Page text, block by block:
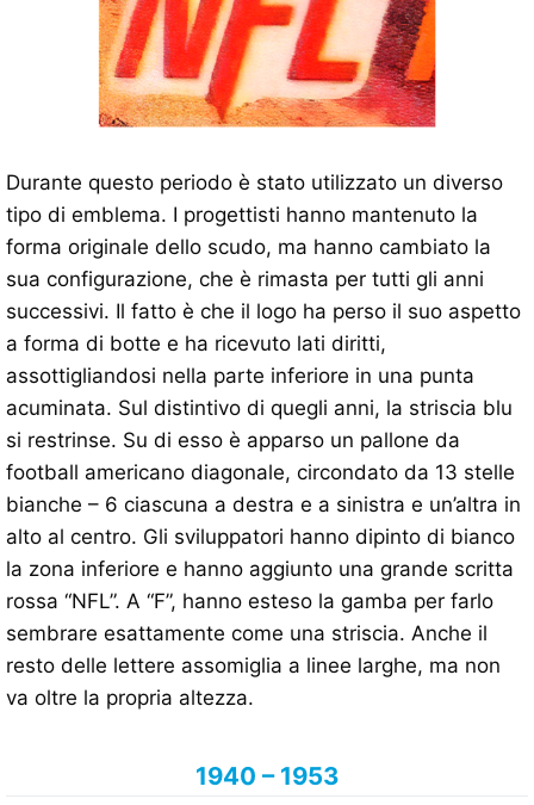
Durante questo periodo è stato utilizzato un diverso
tipo di emblema. I progettisti hanno mantenuto la
forma originale dello scudo, ma hanno cambiato la
sua configurazione, che è rimasta per tutti gli anni
successivi. Il fatto è che il logo ha perso il suo aspetto
a forma di botte e ha ricevuto lati diritti,
assottigliandosi nella parte inferiore in una punta
acuminata. Sul distintivo di quegli anni, la striscia blu
si restrinse. Su di esso è apparso un pallone da
football americano diagonale, circondato da 13 stelle
bianche – 6 ciascuna a destra e a sinistra e un’altra in
alto al centro. Gli sviluppatori hanno dipinto di bianco
la zona inferiore e hanno aggiunto una grande scritta
rossa “NFL”. A “F”, hanno esteso la gamba per farlo
sembrare esattamente come una striscia. Anche il
resto delle lettere assomiglia a linee larghe, ma non
va oltre la propria altezza.
1940 – 1953